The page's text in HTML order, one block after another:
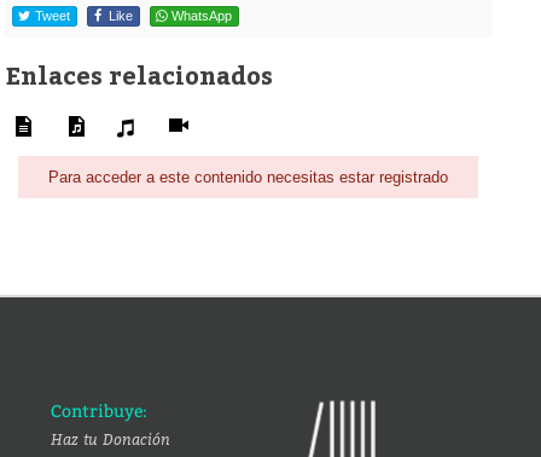
Tweet Like WhatsApp
Enlaces relacionados
Para acceder a este contenido necesitas estar registrado
Contribuye:
Haz tu Donación